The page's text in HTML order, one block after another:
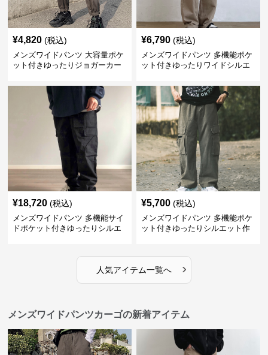
¥4,820 (税込)
メンズワイドパンツ 大容量ポケ
ット付きゆったりジョガーカー
¥6,790 (税込)
メンズワイドパンツ 多機能ポケ
ット付きゆったりワイドシルエ
¥18,720 (税込)
メンズワイドパンツ 多機能サイ
ドポケット付きゆったりシルエ
¥5,700 (税込)
メンズワイドパンツ 多機能ポケ
ット付きゆったりシルエット作
人気アイテム一覧へ ›
メンズワイドパンツカーゴの新着アイテム